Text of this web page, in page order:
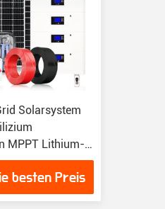
Solarsystem
MPPT Lithium-
besten Preis